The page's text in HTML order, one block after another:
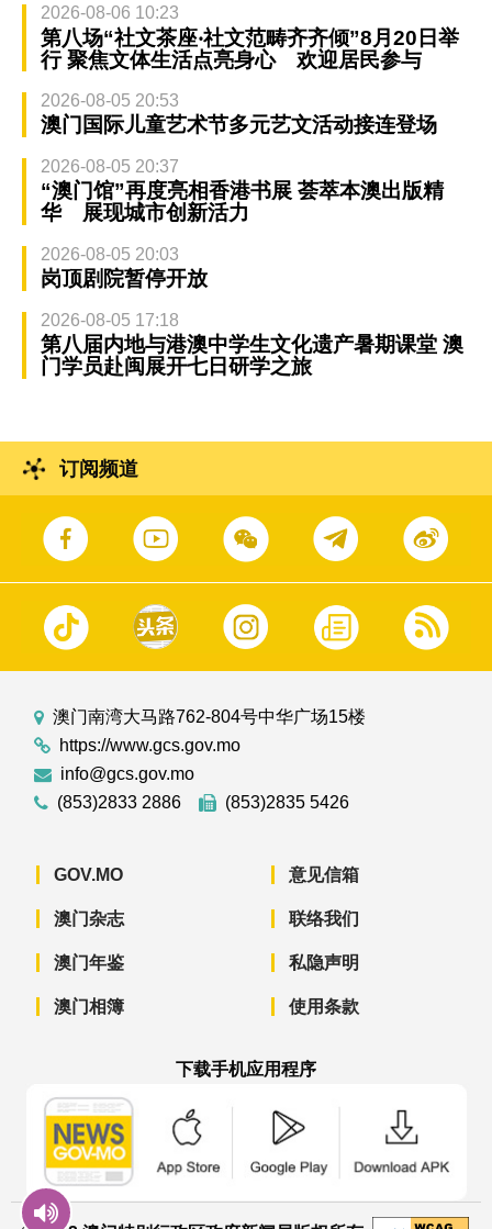
2026-08-06 10:23
第八场“社文茶座‧社文范畴齐齐倾”8月20日举
行 聚焦文体生活点亮身心 欢迎居民参与
2026-08-05 20:53
澳门国际儿童艺术节多元艺文活动接连登场
2026-08-05 20:37
“澳门馆”再度亮相香港书展 荟萃本澳出版精
华 展现城市创新活力
2026-08-05 20:03
岗顶剧院暂停开放
2026-08-05 17:18
第八届内地与港澳中学生文化遗产暑期课堂 澳
门学员赴闽展开七日研学之旅
订阅频道
澳门南湾大马路762-804号中华广场15楼
https://www.gcs.gov.mo
info@gcs.gov.mo
(853)2833 2886
(853)2835 5426
GOV.MO
澳门杂志
澳门年鉴
澳门相簿
意见信箱
联络我们
私隐声明
使用条款
下载手机应用程序